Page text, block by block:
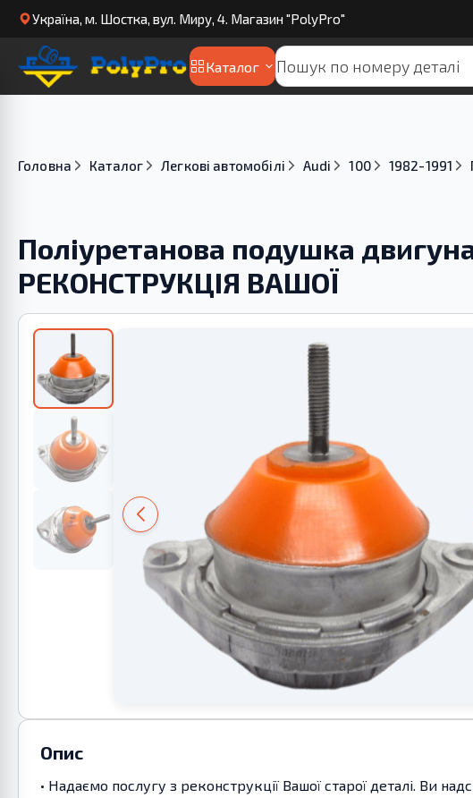
Українa, м. Шостка, вул. Миру, 4. Магазин "PolyPro"
Каталог
Головна Каталог Легкові автомобілі Audi 100 1982-1991
Поліуретанова подушка
РЕКОНСТРУКЦІЯ ВАШОЇ
Опис
• Надаємо послугу з реконструкції Вашої старої деталі. Ви